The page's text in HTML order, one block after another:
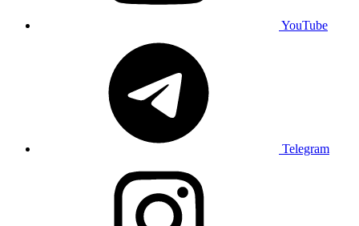
YouTube
Telegram